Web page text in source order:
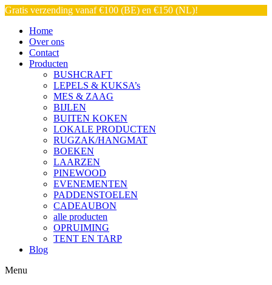
Gratis verzending vanaf €100 (BE) en €150 (NL)!
Home
Over ons
Contact
Producten
BUSHCRAFT
LEPELS & KUKSA’s
MES & ZAAG
BIJLEN
BUITEN KOKEN
LOKALE PRODUCTEN
RUGZAK/HANGMAT
BOEKEN
LAARZEN
PINEWOOD
EVENEMENTEN
PADDENSTOELEN
CADEAUBON
alle producten
OPRUIMING
TENT EN TARP
Blog
Menu